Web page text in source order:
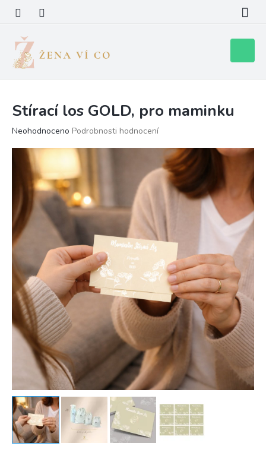
obsah
košík
Stírací los GOLD, pro maminku
Průměrné
produktu
hvězdiček.
Neohodnoceno Podrobnosti hodnocení